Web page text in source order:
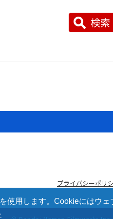
使用します。Cookieにはウ
検索
プライバシーポリ